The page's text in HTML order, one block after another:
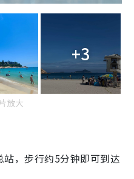
+3
放大
，步行约5分钟即可到达